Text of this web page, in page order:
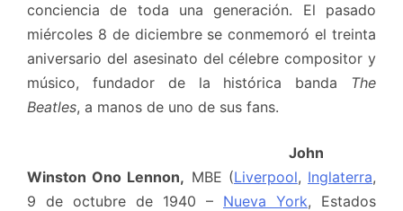
conciencia de toda una generación. El pasado
miércoles 8 de diciembre se conmemoró el treinta
aniversario del asesinato del célebre compositor y
músico, fundador de la histórica banda The
Beatles, a manos de uno de sus fans.
John
Winston Ono Lennon, MBE (Liverpool, Inglaterra,
9 de octubre de 1940 – Nueva York, Estados